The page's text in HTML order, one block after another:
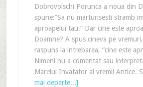
Dobrovolschi Porunca a noua din
spune:”Sa nu marturisesti stramb
aproapelui tau.” Dar cine este
Doamne? A spus cineva pe
raspuns la intrebarea, “cine este
Nimeni nu a comentat sau
Marelui Invatator al vremii Antice.
mai departe...]